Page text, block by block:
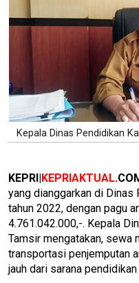
Kepala Dinas Pendidikan
KEPRI|KEPRIAKTUAL
yang dianggarkan di Dinas
tahun 2022, dengan pagu
4.761.042.000,-. Kepala
Tamsir mengatakan, sewa
transportasi penjemputan
jauh dari sarana